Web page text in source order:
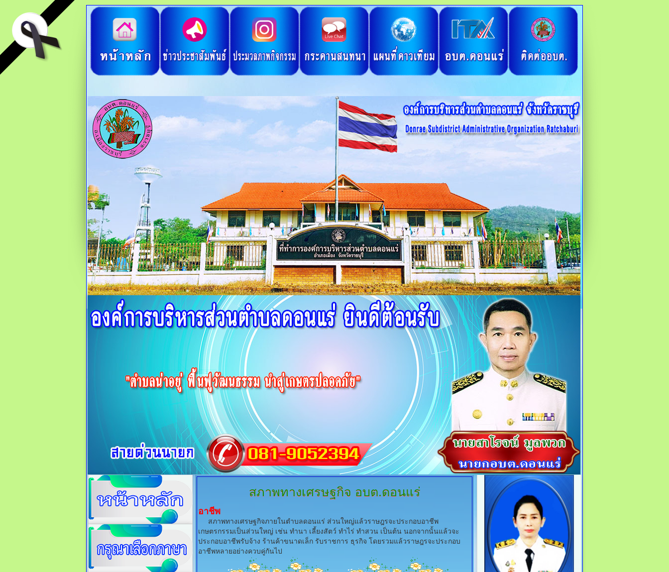
สภาพทางเศรษฐกิจ อบต.ดอนแร่
อาชีพ
สภาพทางเศรษฐกิจภายในตำบลดอนแร่ ส่วนใหญ่แล้วราษฎรจะประกอบอาชีพ
เกษตรกรรมเป็นส่วนใหญ่ เช่น ทำนา เลี้ยงสัตว์ ทำไร่ ทำสวน เป็นต้น นอกจากนั้นแล้วจะ
ประกอบอาชีพรับจ้าง ร้านค้าขนาดเล็ก รับราชการ ธุรกิจ โดยรวมแล้วราษฎรจะประกอบ
อาชีพหลายอย่างควบคู่กันไป